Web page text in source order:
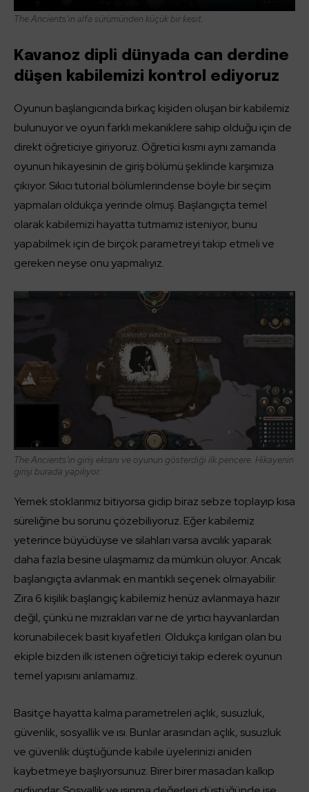
The Ancients’ın alfa sürümünden küçük bir kesit.
Kavanoz dipli dünyada can derdine
düşen kabilemizi kontrol ediyoruz
Oyunun başlangıcında birkaç kişiden oluşan bir kabilemiz
bulunuyor ve oyun farklı mekaniklere sahip olduğu için de
direkt öğreticiye giriyoruz. Öğretici kısmı aynı zamanda
oyunun hikayesinin de giriş bölümü şeklinde karşımıza
çıkıyor. Sıkıcı tutorial bölümlerindense böyle bir seçim
yapmaları oldukça yerinde olmuş. Başlangıçta temel
olarak kabilemizi hayatta tutmamız isteniyor, bunu
yapabilmek için de birçok parametreyi takip etmeli ve
gereken neyse onu yapmalıyız.
The Ancients’ın giriş ekranı ve oyunun gösterdiği ilk pencere. Hikayenin
girişi burada yapılıyor.
Yemek stoklarımız bitiyorsa gidip biraz sebze toplayıp kısa
süreliğine bu sorunu çözebiliyoruz. Eğer kabilemiz
yeterince büyüdüyse ve silahları varsa avcılık yaparak
daha fazla besine ulaşmamız da mümkün oluyor. Ancak
başlangıçta avlanmak en mantıklı seçenek olmayabilir.
Zira 6 kişilik başlangıç kabilemiz henüz avlanmaya hazır
değil, çünkü ne mızrakları var ne de yırtıcı hayvanlardan
korunabilecek basit kıyafetleri. Oldukça kırılgan olan bu
ekiple bizden ilk istenen öğreticiyi takip ederek oyunun
temel yapısını anlamamız.
Basitçe hayatta kalma parametreleri açlık, susuzluk,
güvenlik, sosyallik ve ısı. Bunlar arasından açlık, susuzluk
ve güvenlik düştüğünde kabile üyelerinizi aniden
kaybetmeye başlıyorsunuz. Birer birer masadan kalkıp